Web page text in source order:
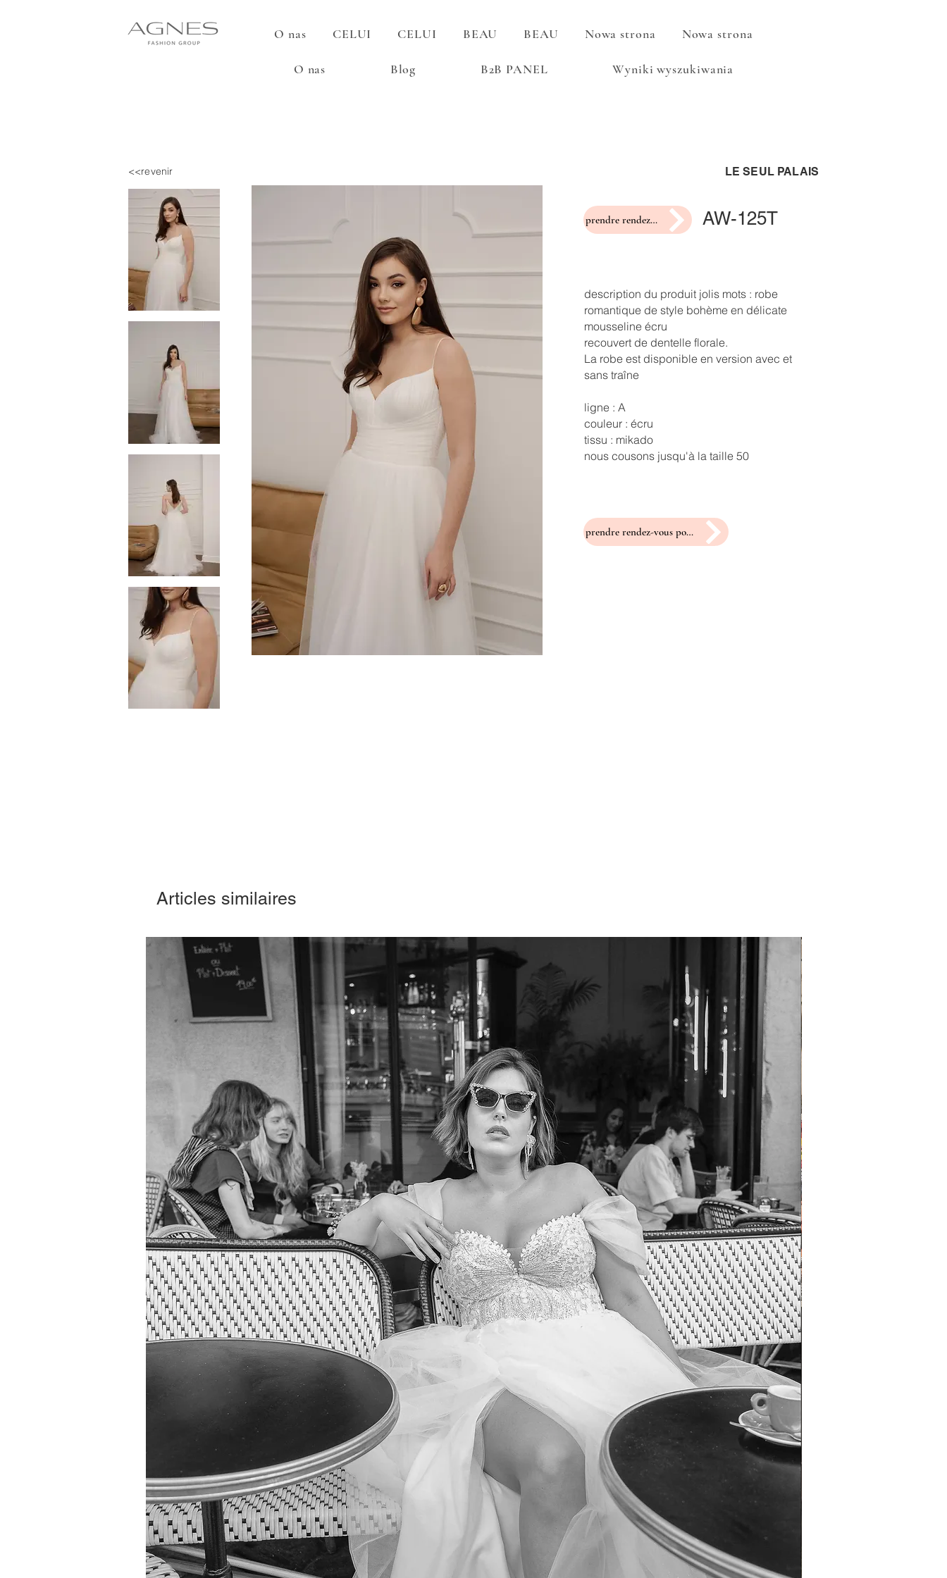
O nas CELUI CELUI BEAU BEAU Nowa strona Nowa strona
O nas Blog B2B PANEL Wyniki wyszukiwania
<<revenir LE SEUL PALAIS
prendre rendez-vous pour un essayage AW-125T
description du produit jolis mots : robe
romantique de style bohème en délicate
mousseline écru
recouvert de dentelle florale.
La robe est disponible en version avec et
sans traîne
ligne : A
couleur : écru
tissu : mikado
nous cousons jusqu'à la taille 50
prendre rendez-vous pour un essayage
Articles similaires